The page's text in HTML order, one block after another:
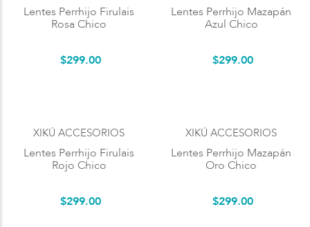
Lentes Perrhijo Firulais
Rosa Chico
$299.00
Lentes Perrhijo Mazapán
Azul Chico
$299.00
XIKÚ ACCESORIOS
Lentes Perrhijo Firulais
Rojo Chico
$299.00
XIKÚ ACCESORIOS
Lentes Perrhijo Mazapán
Oro Chico
$299.00